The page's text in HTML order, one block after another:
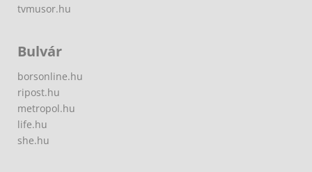
tvmusor.hu
Bulvár
borsonline.hu
ripost.hu
metropol.hu
life.hu
she.hu